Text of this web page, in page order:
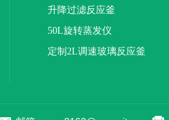
升降过滤反应釜
50L旋转蒸发仪
定制2L调速玻璃反应釜